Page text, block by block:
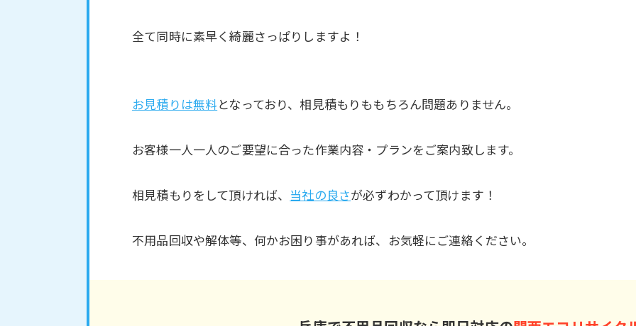
全て同時に素早く綺麗さっぱりしますよ！
お見積りは無料となっており、相見積もりももちろん問題ありません。
お客様一人一人のご要望に合った作業内容・プランをご案内致します。
相見積もりをして頂ければ、 当社の良さが必ずわかって頂けます！
不用品回収や解体等、何かお困り事があれば、お気軽にご連絡ください。